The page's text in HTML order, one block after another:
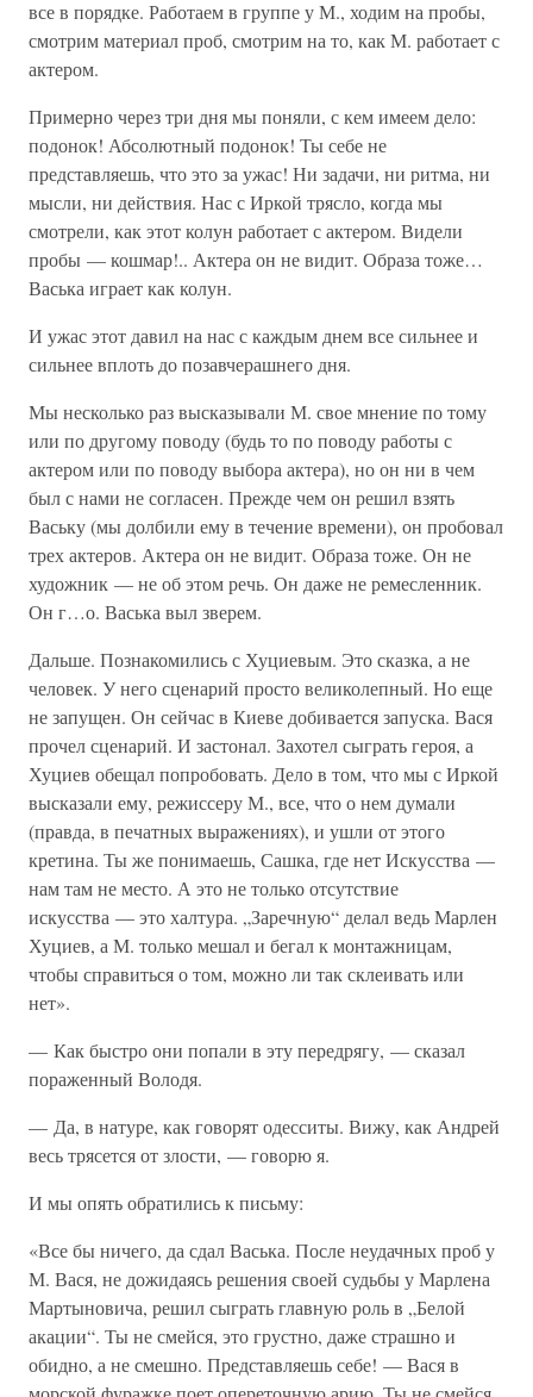
все в порядке. Работаем в группе у М., ходим на пробы,
смотрим материал проб, смотрим на то, как М. работает с
актером.
Примерно через три дня мы поняли, с кем имеем дело:
подонок! Абсолютный подонок! Ты себе не
представляешь, что это за ужас! Ни задачи, ни ритма, ни
мысли, ни действия. Нас с Иркой трясло, когда мы
смотрели, как этот колун работает с актером. Видели
пробы — кошмар!.. Актера он не видит. Образа тоже…
Васька играет как колун.
И ужас этот давил на нас с каждым днем все сильнее и
сильнее вплоть до позавчерашнего дня.
Мы несколько раз высказывали М. свое мнение по тому
или по другому поводу (будь то по поводу работы с
актером или по поводу выбора актера), но он ни в чем
был с нами не согласен. Прежде чем он решил взять
Ваську (мы долбили ему в течение времени), он пробовал
трех актеров. Актера он не видит. Образа тоже. Он не
художник — не об этом речь. Он даже не ремесленник.
Он г…о. Васька выл зверем.
Дальше. Познакомились с Хуциевым. Это сказка, а не
человек. У него сценарий просто великолепный. Но еще
не запущен. Он сейчас в Киеве добивается запуска. Вася
прочел сценарий. И застонал. Захотел сыграть героя, а
Хуциев обещал попробовать. Дело в том, что мы с Иркой
высказали ему, режиссеру М., все, что о нем думали
(правда, в печатных выражениях), и ушли от этого
кретина. Ты же понимаешь, Сашка, где нет Искусства —
нам там не место. А это не только отсутствие
искусства — это халтура. „Заречную“ делал ведь Марлен
Хуциев, а М. только мешал и бегал к монтажницам,
чтобы справиться о том, можно ли так склеивать или
нет».
— Как быстро они попали в эту передрягу, — сказал
пораженный Володя.
— Да, в натуре, как говорят одесситы. Вижу, как Андрей
весь трясется от злости, — говорю я.
И мы опять обратились к письму:
«Все бы ничего, да сдал Васька. После неудачных проб у
М. Вася, не дожидаясь решения своей судьбы у Марлена
Мартыновича, решил сыграть главную роль в „Белой
акации“. Ты не смейся, это грустно, даже страшно и
обидно, а не смешно. Представляешь себе! — Вася в